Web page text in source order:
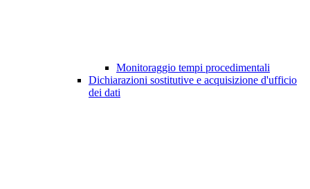
Monitoraggio tempi procedimentali
Dichiarazioni sostitutive e acquisizione d'ufficio
dei dati